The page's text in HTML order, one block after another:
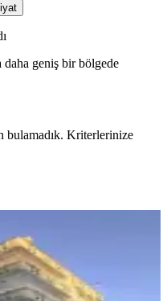
geniş bir bölgede
bulamadık. Kriterlerinize
4+1 Satılık
Mahallesi